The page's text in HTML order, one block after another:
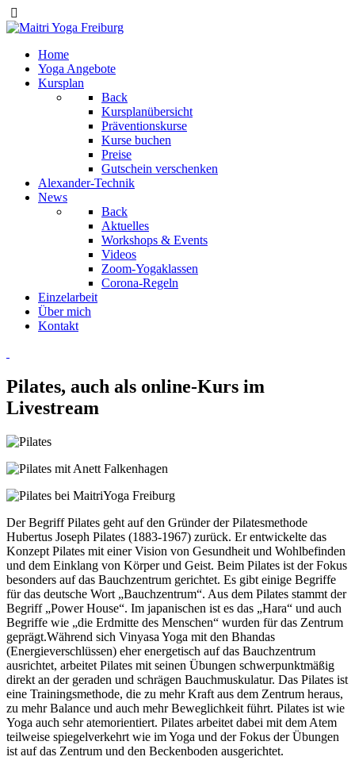
Home
Yoga Angebote
Kursplan
Back
Kursplanübersicht
Präventionskurse
Kurse buchen
Preise
Gutschein verschenken
Alexander-Technik
News
Back
Aktuelles
Workshops & Events
Videos
Zoom-Yogaklassen
Corona-Regeln
Einzelarbeit
Über mich
Kontakt
Pilates, auch als online-Kurs im
Livestream
Der Begriff Pilates geht auf den Gründer der Pilatesmethode
Hubertus Joseph Pilates (1883-1967) zurück. Er entwickelte das
Konzept Pilates mit einer Vision von Gesundheit und Wohlbefinden
und dem Einklang von Körper und Geist. Beim Pilates ist der Fokus
besonders auf das Bauchzentrum gerichtet. Es gibt einige Begriffe
für das deutsche Wort „Bauchzentrum“. Aus dem Pilates stammt der
Begriff „Power House“. Im japanischen ist es das „Hara“ und auch
Begriffe wie „die Erdmitte des Menschen“ wurden für das Zentrum
geprägt.Während sich Vinyasa Yoga mit den Bhandas
(Energieverschlüssen) eher energetisch auf das Bauchzentrum
ausrichtet, arbeitet Pilates mit seinen Übungen schwerpunktmäßig
direkt an der geraden und schrägen Bauchmuskulatur. Das Pilates ist
eine Trainingsmethode, die zu mehr Kraft aus dem Zentrum heraus,
zu mehr Balance und auch mehr Beweglichkeit führt. Pilates ist wie
Yoga auch sehr atemorientiert. Pilates arbeitet dabei mit dem Atem
teilweise spiegelverkehrt wie im Yoga und der Fokus der Übungen
ist auf das Zentrum und den Beckenboden ausgerichtet.